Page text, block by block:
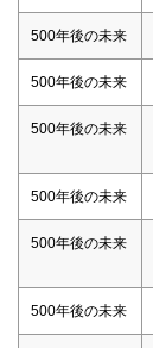
500年後の未来
500年後の未来
500年後の未来
500年後の未来
500年後の未来
500年後の未来